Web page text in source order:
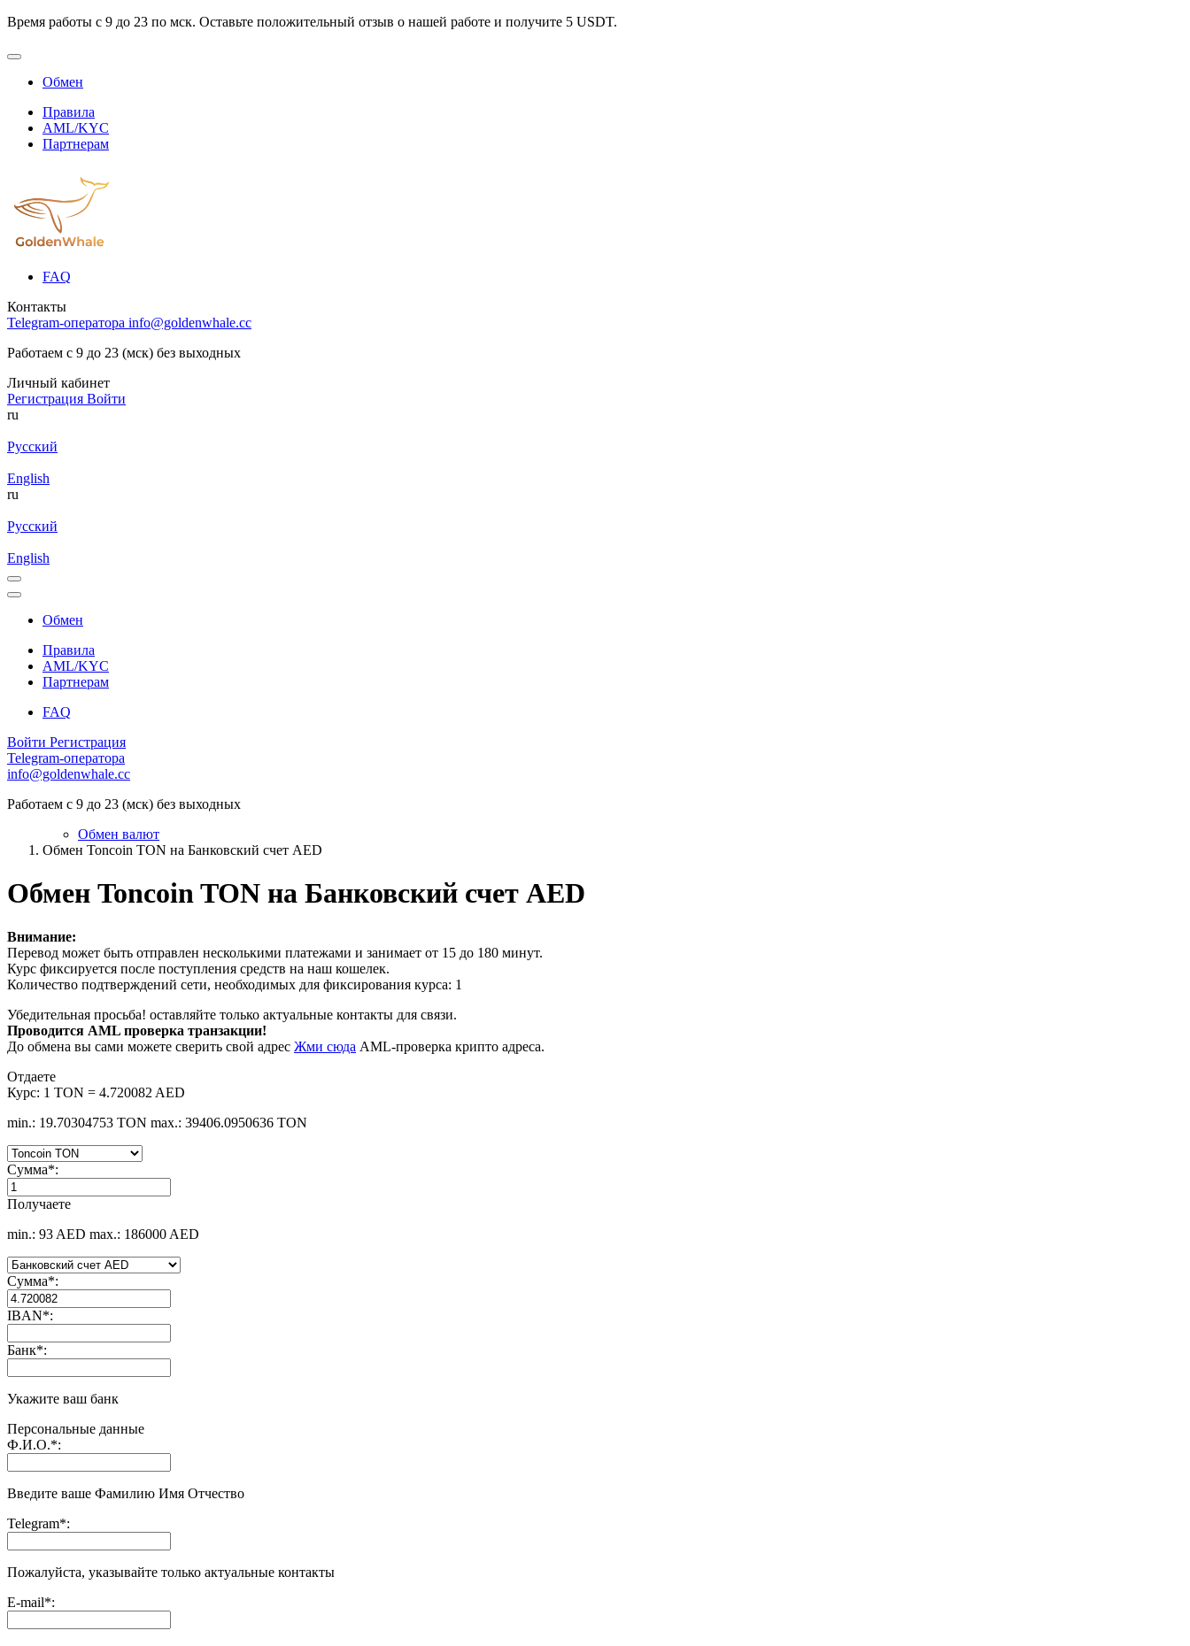
Время работы с 9 до 23 по мск. Оставьте положительный отзыв о нашей работе и получите 5 USDT.
Обмен
Правила
AML/KYC
Партнерам
FAQ
Контакты
Telegram-оператора info@goldenwhale.cc
Работаем с 9 до 23 (мск) без выходных
Личный кабинет
Регистрация Войти
ru
Русский
English
ru
Русский
English
Обмен
Правила
AML/KYC
Партнерам
FAQ
Войти Регистрация
Telegram-оператора
info@goldenwhale.cc
Работаем с 9 до 23 (мск) без выходных
Обмен валют
Обмен Toncoin TON на Банковский счет AED
Обмен Toncoin TON на Банковский счет AED
Внимание:
Перевод может быть отправлен несколькими платежами и занимает от 15 до 180 минут.
Курс фиксируется после поступления средств на наш кошелек.
Количество подтверждений сети, необходимых для фиксирования курса: 1
Убедительная просьба! оставляйте только актуальные контакты для связи.
Проводится AML проверка транзакции!
До обмена вы сами можете сверить свой адрес Жми сюда AML-проверка крипто адреса.
Отдаете
Курс: 1 TON = 4.720082 AED
min.: 19.70304753 TON max.: 39406.0950636 TON
Сумма*:
Получаете
min.: 93 AED max.: 186000 AED
Сумма*:
IBAN*:
Банк*:
Укажите ваш банк
Персональные данные
Ф.И.О.*:
Введите ваше Фамилию Имя Отчество
Telegram*:
Пожалуйста, указывайте только актуальные контакты
E-mail*: